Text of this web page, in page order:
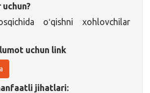
oʻqishni xohlovchilar
uchun link
jihatlari: